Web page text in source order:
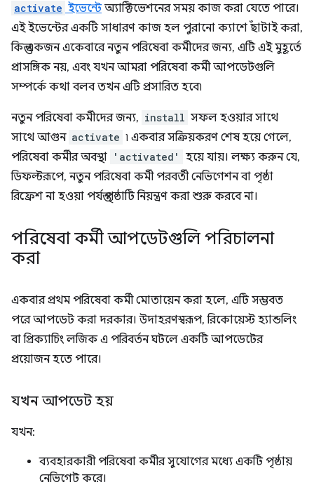
activate ইভেন্টেঅ্যাক্টিভেশনের সময় কাজ করা যেতে পারে।
এই ইভেন্টের একটি সাধারণ কাজ হল পুরানো ক্যাশে ছাঁটাই করা,
কিন্তু একজন একেবারে নতুন পরিষেবা কর্মীদের জন্য, এটি এই মুহূর্তে
প্রাসঙ্গিক নয়, এবং যখন আমরা পরিষেবা কর্মী আপডেটগুলি
সম্পর্কে কথা বলব তখন এটি প্রসারিত হবে৷
নতুন পরিষেবা কর্মীদের জন্য, install সফল হওয়ার সাথে
সাথে আগুন activate ৷ একবার সক্রিয়করণ শেষ হয়ে গেলে,
পরিষেবা কর্মীর অবস্থা 'activated'
হয়ে যায়। লক্ষ্য করুন যে,
ডিফল্টরূপে, নতুন পরিষেবা কর্মী পরবর্তী নেভিগেশন বা পৃষ্ঠা
রিফ্রেশ না হওয়া পর্যন্ত পৃষ্ঠাটি নিয়ন্ত্রণ করা শুরু করবে না।
পরিষেবা কর্মী আপডেটগুলি পরিচালনা
করা
একবার প্রথম পরিষেবা কর্মী মোতায়েন করা হলে, এটি সম্ভবত
পরে আপডেট করা দরকার। উদাহরণস্বরূপ, রিকোয়েস্ট হ্যান্ডলিং
বা প্রিক্যাচিং লজিক এ পরিবর্তন ঘটলে একটি আপডেটের
প্রয়োজন হতে পারে।
যখন আপডেট হয়
যখন:
ব্যবহারকারী পরিষেবা কর্মীর সুযোগের মধ্যে একটি পৃষ্ঠায়
নেভিগেট করে।